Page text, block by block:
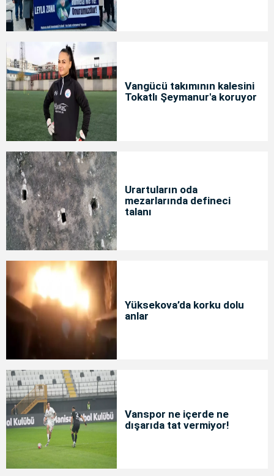
Vangücü takımının kalesini
Tokatlı Şeymanur'a koruyor
Urartuların oda
mezarlarında defineci
talanı
Yüksekova’da korku dolu
anlar
Vanspor ne içerde ne
dışarıda tat vermiyor!